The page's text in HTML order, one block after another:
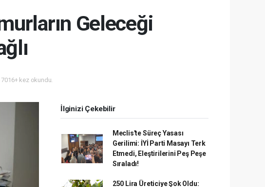
Geleceği
7016+ kez okundu.
İlginizi Çekebilir
Meclis'te Süreç Yasası
Gerilimi: İYİ Parti Masayı Terk
Etmedi, Eleştirilerini Peş Peşe
Sıraladı!
250 Lira Üreticiye Şok Oldu: